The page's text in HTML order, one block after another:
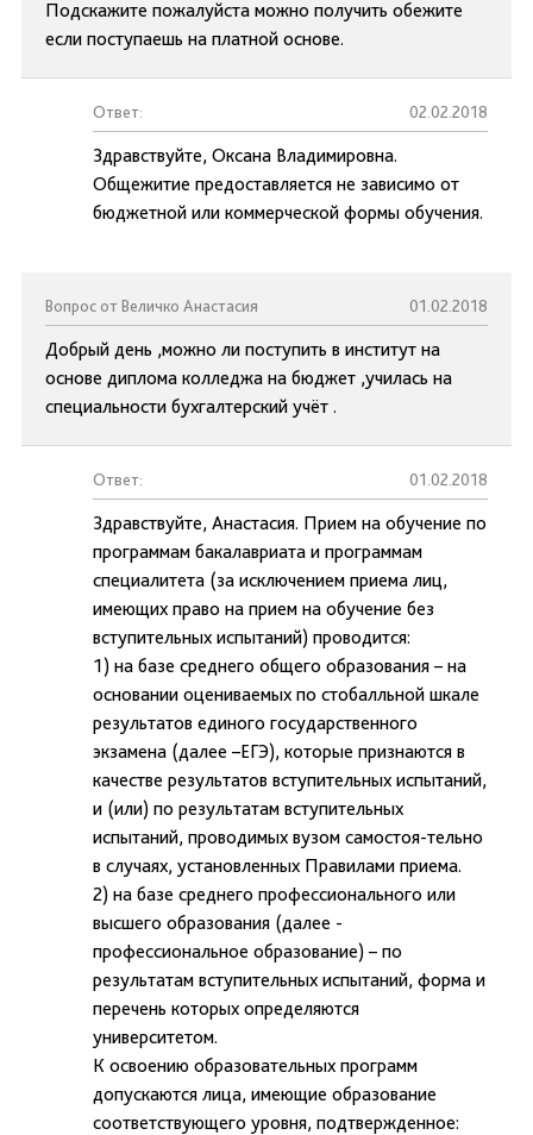
Подскажите пожалуйста можно получить обежите
если поступаешь на платной основе.
Ответ: 02.02.2018
Здравствуйте, Оксана Владимировна.
Общежитие предоставляется не зависимо от
бюджетной или коммерческой формы обучения.
Вопрос от Величко Анастасия 01.02.2018
Добрый день ,можно ли поступить в институт на
основе диплома колледжа на бюджет ,училась на
специальности бухгалтерский учёт .
Ответ: 01.02.2018
Здравствуйте, Анастасия. Прием на обучение по
программам бакалавриата и программам
специалитета (за исключением приема лиц,
имеющих право на прием на обучение без
вступительных испытаний) проводится:
1) на базе среднего общего образования – на
основании оцениваемых по стобалльной шкале
результатов единого государственного
экзамена (далее –ЕГЭ), которые признаются в
качестве результатов вступительных испытаний,
и (или) по результатам вступительных
испытаний, проводимых вузом самостоя-тельно
в случаях, установленных Правилами приема.
2) на базе среднего профессионального или
высшего образования (далее -
профессиональное образование) – по
результатам вступительных испытаний, форма и
перечень которых определяются
университетом.
К освоению образовательных программ
допускаются лица, имеющие образование
соответствующего уровня, подтвержденное: